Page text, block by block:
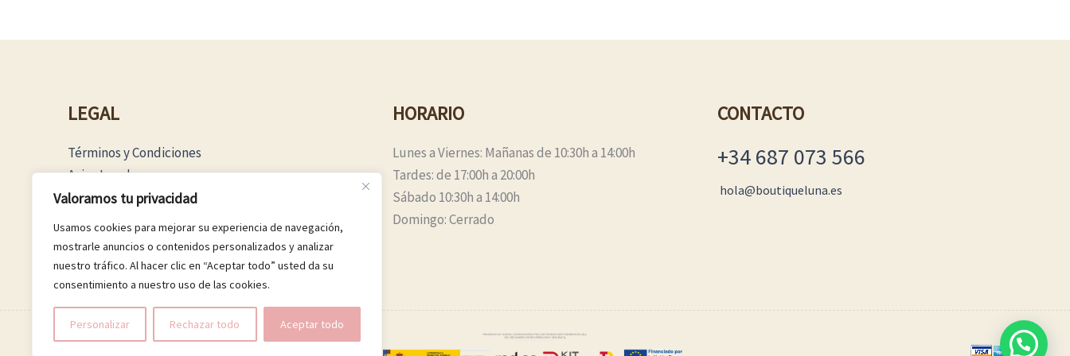
Valoramos tu privacidad
Usamos cookies para mejorar su experiencia de navegación,
mostrarle anuncios o contenidos personalizados y analizar
nuestro tráfico. Al hacer clic en “Aceptar todo” usted da su
consentimiento a nuestro uso de las cookies.
Personalizar Rechazar todo Aceptar todo
LEGAL
Términos y Condiciones
Aviso Legal
Política Privacidad
Política Cookies
HORARIO
Lunes a Viernes: Mañanas de 10:30h a 14:00h
Tardes: de 17:00h a 20:00h
Sábado 10:30h a 14:00h
Domingo: Cerrado
CONTACTO
+34 687 073 566
hola@boutiqueluna.es